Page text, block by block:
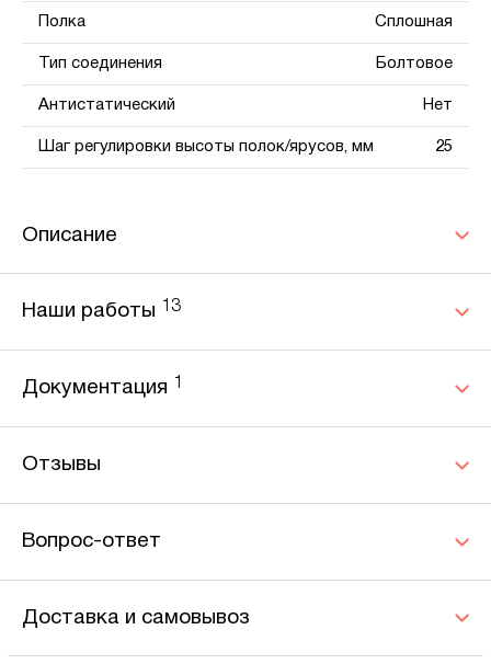
Полка Сплошная
Тип соединения Болтовое
Антистатический Нет
Шаг регулировки высоты полок/ярусов, мм 25
Описание
Наши работы 13
Документация
Отзывы
Вопрос-ответ
Доставка и самовывоз